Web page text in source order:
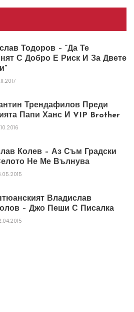
Тодоров – “Да Те
С Добро Е Риск И За Двете
Трендафилов Преди
Папи Ханс И VIP Brother
Колев – Аз Съм Градски
Не Ме Вълнува
Владислав
– Джо Пеши С Писалка